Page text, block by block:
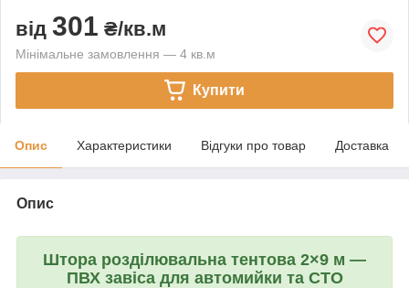
від 301 ₴/кв.м
Мінімальне замовлення — 4 кв.м
Купити
Опис Характеристики Відгуки про товар Доставка
Опис
Штора розділювальна тентова 2×9 м —
ПВХ завіса для автомийки та СТО